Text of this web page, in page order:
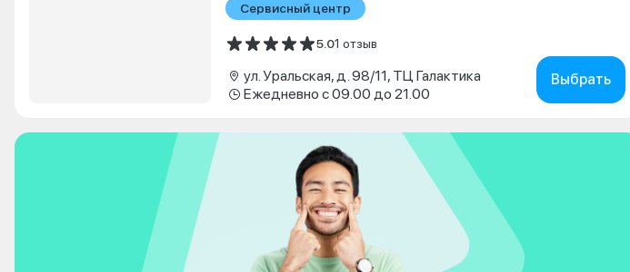
Сервисный центр
5.01 отзыв
ул. Уральская, д. 98/11, ТЦ Галактика
Ежедневно с 09.00 до 21.00
Выбрать